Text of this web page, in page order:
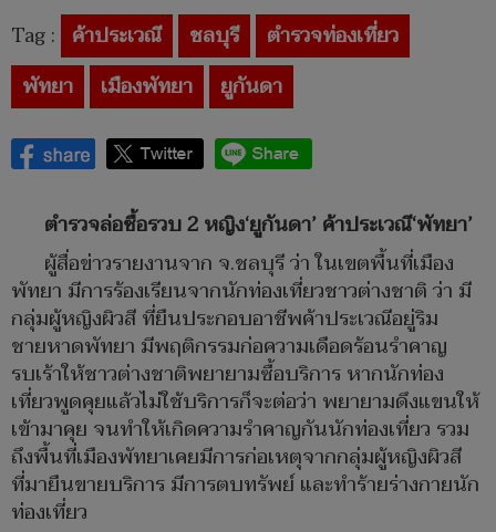
Tag : ค้าประเวณี ชลบุรี
ตำรวจท่องเที่ยว
พัทยา
เมืองพัทยา ยูกันดา
ตำรวจล่อซื้อรวบ 2 หญิง‘ยูกันดา’ ค้าประเวณี‘พัทยา’
ผู้สื่อข่าวรายงานจาก จ.ชลบุรี ว่า ในเขตพื้นที่เมือง
พัทยา มีการร้องเรียนจากนักท่องเที่ยวชาวต่างชาติ ว่า มี
กลุ่มผู้หญิงผิวสี ที่ยืนประกอบอาชีพค้าประเวณีอยู่ริม
ชายหาดพัทยา มีพฤติกรรมก่อความเดือดร้อนรำคาญ
รบเร้าให้ชาวต่างชาติพยายามซื้อบริการ หากนักท่อง
เที่ยวพูดคุยแล้วไม่ใช้บริการก็จะต่อว่า พยายามดึงแขนให้
เข้ามาคุย จนทำให้เกิดความรำคาญกันนักท่องเที่ยว รวม
ถึงพื้นที่เมืองพัทยาเคยมีการก่อเหตุจากกลุ่มผู้หญิงผิวสี
ที่มายืนขายบริการ มีการตบทรัพย์ และทำร้ายร่างกายนัก
ท่องเที่ยว